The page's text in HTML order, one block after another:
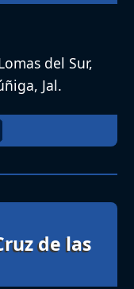
del Sur,
Jal.
de las